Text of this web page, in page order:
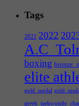
Tags
2021 2022
boxing
elite
gold_medal